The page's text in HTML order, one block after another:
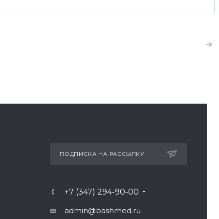
ПОДПИСКА НА РАССЫЛКУ
+7 (347) 294-90-00
admin@bashmed.ru